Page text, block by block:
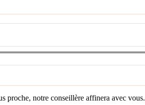
proche, notre conseillère affinera avec vous.